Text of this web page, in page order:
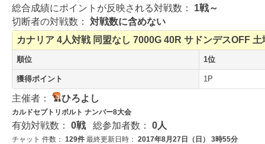
総合成績にポイントが反映される対戦数： 1戦～
切断者の対戦数： 対戦数に含めない
カナリア 4人対戦 同盟なし 7000G 40R サドンデスOFF 土
順位 1位
獲得ポイント 1P
主催者： ひろよし
カルドセプトリボルト ナンバー8大会
有効対戦数： 0戦総参加者数： 0人
チャット 件数： 129件 最終更新日時： 2017年8月27日（日） 3時55分